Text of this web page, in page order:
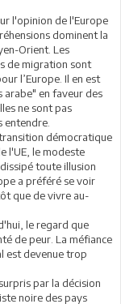
l'opinion de l'Europe
dominent la
Orient. Les
de migration sont
l’Europe. Il en est
arabe" en faveur des
ne sont pas
entendre.
démocratique
l'UE, le modeste
toute illusion
a préféré se voir
que de vivre au-
le regard que
de peur. La méfiance
est devenue trop
par la décision
noire des pays